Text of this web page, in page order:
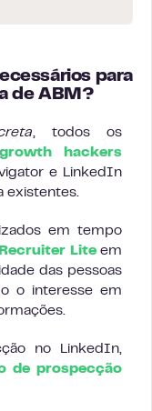
para
de ABM?
, todos os
growth hackers
e LinkedIn
existentes.
em tempo
Liteem
das pessoas
o interesse em
no LinkedIn,
de prospecção